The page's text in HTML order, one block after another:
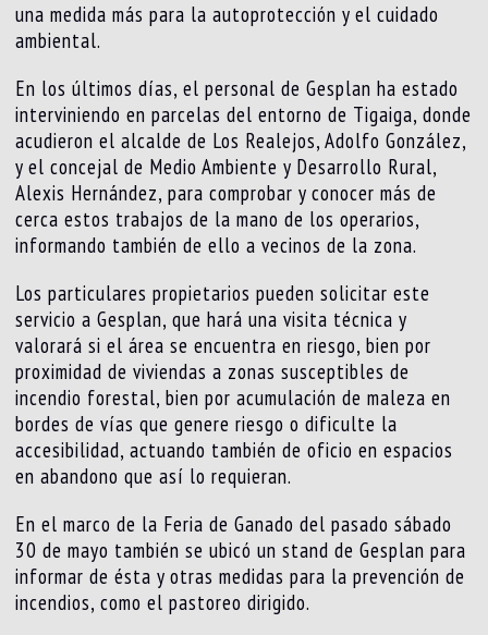
una medida más para la autoprotección y el cuidado
ambiental.
En los últimos días, el personal de Gesplan ha estado
interviniendo en parcelas del entorno de Tigaiga, donde
acudieron el alcalde de Los Realejos, Adolfo González,
y el concejal de Medio Ambiente y Desarrollo Rural,
Alexis Hernández, para comprobar y conocer más de
cerca estos trabajos de la mano de los operarios,
informando también de ello a vecinos de la zona.
Los particulares propietarios pueden solicitar este
servicio a Gesplan, que hará una visita técnica y
valorará si el área se encuentra en riesgo, bien por
proximidad de viviendas a zonas susceptibles de
incendio forestal, bien por acumulación de maleza en
bordes de vías que genere riesgo o dificulte la
accesibilidad, actuando también de oficio en espacios
en abandono que así lo requieran.
En el marco de la Feria de Ganado del pasado sábado
30 de mayo también se ubicó un stand de Gesplan para
informar de ésta y otras medidas para la prevención de
incendios, como el pastoreo dirigido.